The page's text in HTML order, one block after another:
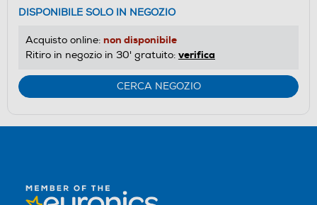
DISPONIBILE SOLO IN NEGOZIO
Acquisto online: non disponibile
Ritiro in negozio in 30' gratuito: verifica
CERCA NEGOZIO